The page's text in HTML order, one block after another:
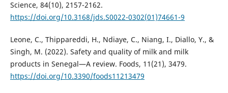
Science, 84(10), 2157-2162.
https://doi.org/10.3168/jds.S0022-0302(01)74661-9
Leone, C., Thippareddi, H., Ndiaye, C., Niang, I., Diallo, Y., &
Singh, M. (2022). Safety and quality of milk and milk
products in Senegal—A review. Foods, 11(21), 3479.
https://doi.org/10.3390/foods11213479